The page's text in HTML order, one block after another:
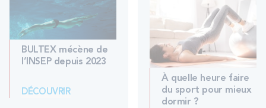
BULTEX mécène de
l’INSEP depuis 2023
DÉCOUVRIR
À quelle heure faire
du sport pour mieux
dormir ?